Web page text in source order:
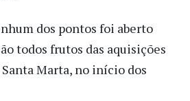
dos pontos foi aberto
todos frutos das aquisições
Marta, no início dos